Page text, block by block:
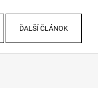
ĎALŠÍ ČLÁNOK